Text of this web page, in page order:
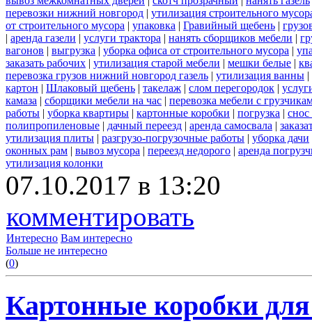
перевозки нижний новгород | утилизация строительного
от строительного мусора | упаковка | Гравийный щебень |
| аренда газели | услуги трактора | нанять сборщиков мебели |
вагонов | выгрузка | уборка офиса от строительного мусора |
заказать рабочих | утилизация старой мебели | мешки белые |
перевозка грузов нижний новгород газель | утилизация ванны |
картон | Шлаковый щебень | такелаж | слом перегородок |
камаза | сборщики мебели на час | перевозка мебели с
работы | уборка квартиры | картонные коробки | погрузка | снос
полипропиленовые | дачный переезд | аренда самосвала |
утилизация плиты | разгрузо-погрузочные работы | уборка дачи
оконных рам | вывоз мусора | переезд недорого | аренда
утилизация колонки
07.10.2017 в 13:20
комментировать
Интересно Вам интересно
Больше не интересно
(0)
Картонные коробки для